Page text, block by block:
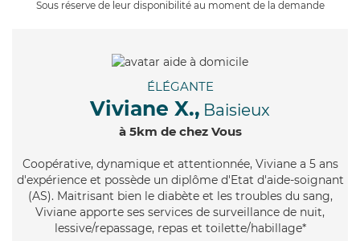
Sous réserve de leur disponibilité au moment de la demande
ÉLÉGANTE
Viviane X., Baisieux
à 5km de chez Vous
Coopérative, dynamique et attentionnée, Viviane a 5 ans
d'expérience et possède un diplôme d'Etat d'aide-soignant
(AS). Maitrisant bien le diabète et les troubles du sang,
Viviane apporte ses services de surveillance de nuit,
lessive/repassage, repas et toilette/habillage*